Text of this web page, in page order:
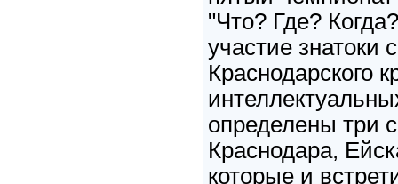
"Что? Где?
участие знатоки
Краснодарского
определены три
Краснодара,
которые и